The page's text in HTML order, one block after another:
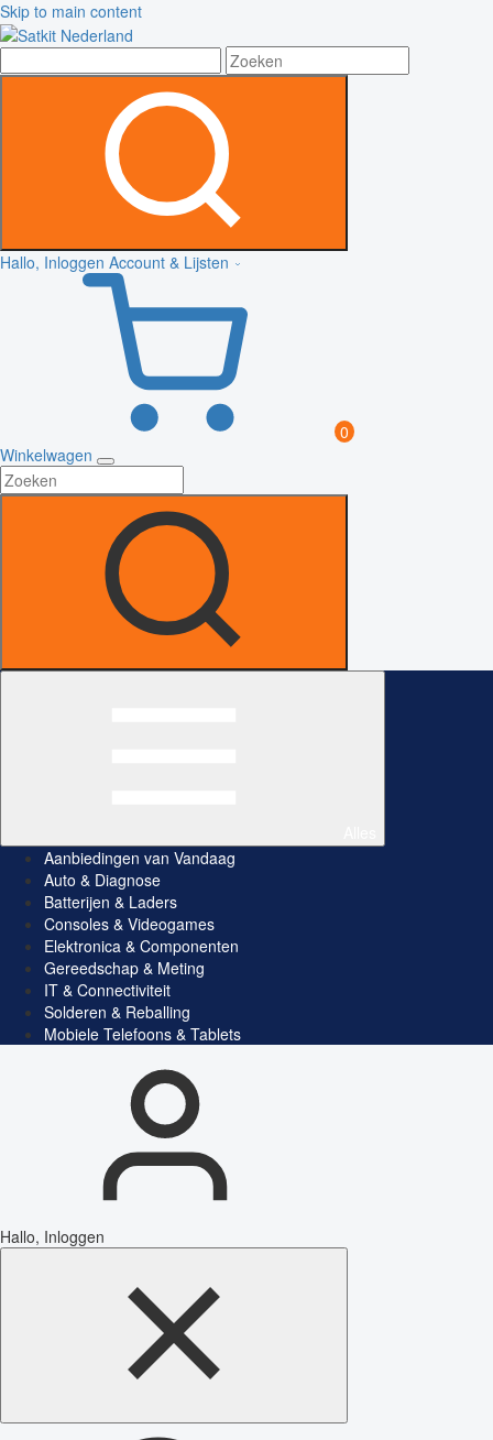
Skip to main content
Hallo, Inloggen Account & Lijsten
0
Winkelwagen
Aanbiedingen van Vandaag
Auto & Diagnose
Batterijen & Laders
Consoles & Videogames
Elektronica & Componenten
Gereedschap & Meting
IT & Connectiviteit
Solderen & Reballing
Mobiele Telefoons & Tablets
Hallo, Inloggen